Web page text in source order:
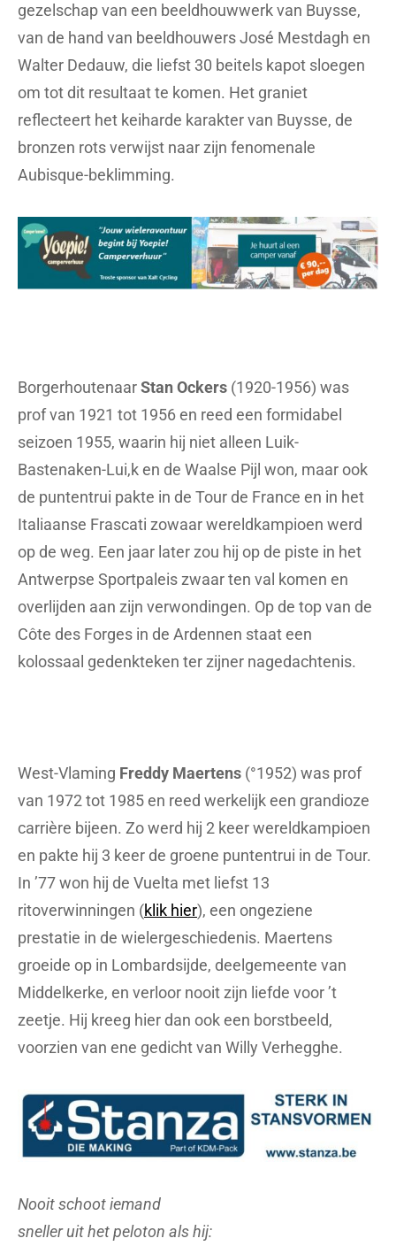
gezelschap van een beeldhouwwerk van Buysse,
van de hand van beeldhouwers José Mestdagh en
Walter Dedauw, die liefst 30 beitels kapot sloegen
om tot dit resultaat te komen. Het graniet
reflecteert het keiharde karakter van Buysse, de
bronzen rots verwijst naar zijn fenomenale
Aubisque-beklimming.
BorgerhoutenaarStan Ockers (1920-1956) was
prof van 1921 tot 1956 en reed een formidabel
seizoen 1955, waarin hij niet alleen Luik-
Bastenaken-Lui,k en de Waalse Pijl won, maar ook
de puntentrui pakte in de Tour de France en in het
Italiaanse Frascati zowaar wereldkampioen werd
op de weg. Een jaar later zou hij op de piste in het
Antwerpse Sportpaleis zwaar ten val komen en
overlijden aan zijn verwondingen. Op de top van de
Côte des Forges in de Ardennen staat een
kolossaal gedenkteken ter zijner nagedachtenis.
West-Vlaming Freddy Maertens (°1952) was prof
van 1972 tot 1985 en reed werkelijk een grandioze
carrière bijeen. Zo werd hij 2 keer wereldkampioen
en pakte hij 3 keer de groene puntentrui in de Tour.
In ’77 won hij de Vuelta met liefst 13
ritoverwinningen (klik hier), een ongeziene
prestatie in de wielergeschiedenis. Maertens
groeide op in Lombardsijde, deelgemeente van
Middelkerke, en verloor nooit zijn liefde voor ’t
zeetje. Hij kreeg hier dan ook een borstbeeld,
voorzien van ene gedicht van Willy Verhegghe.
Nooit schoot iemand
sneller uit het peloton als hij: